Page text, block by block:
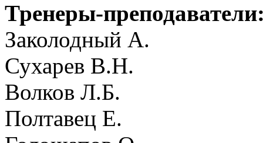
Тренеры-
Заколодный А.
Сухарев В.Н.
Волков Л.Б.
Полтавец Е.